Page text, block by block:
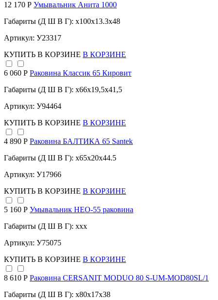
12 170 Р Умывальник Анита 1000
Габариты (Д Ш В Г): x100x13.3x48
Артикул: У23317
КУПИТЬ В КОРЗИНЕ В КОРЗИНЕ
6 060 Р Раковина Классик 65 Кировит
Габариты (Д Ш В Г): x66x19,5x41,5
Артикул: У94464
КУПИТЬ В КОРЗИНЕ В КОРЗИНЕ
4 890 Р Раковина БАЛТИКА 65 Santek
Габариты (Д Ш В Г): x65x20x44.5
Артикул: У17966
КУПИТЬ В КОРЗИНЕ В КОРЗИНЕ
5 160 Р Умывальник НЕО-55 раковина
Габариты (Д Ш В Г): xxx
Артикул: У75075
КУПИТЬ В КОРЗИНЕ В КОРЗИНЕ
8 610 Р Раковина CERSANIT MODUO 80 S-UM-MOD80SL/1
Габариты (Д Ш В Г): x80x17x38